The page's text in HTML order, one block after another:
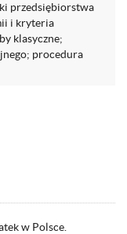
przedsiębiorstwa
i kryteria
klasyczne;
procedura
w Polsce.